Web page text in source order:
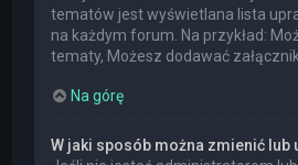
tematów jest wyświetlana lista
na każdym forum. Na przykład:
tematy, Możesz dodawać
Na górę
W jaki sposób można zmienić lub